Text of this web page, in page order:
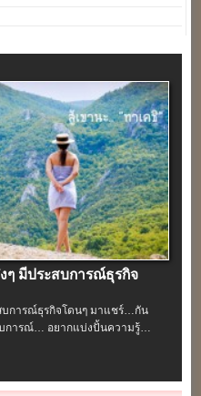
งๆ มีประสบการณ์ธุรกิจ
สบการณ์ธุรกิจโดนๆ มาแชร์…กัน
บการณ์… อยากแบ่งปั้นความรู้…